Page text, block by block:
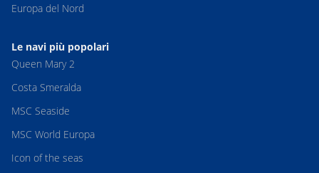
Europa del Nord
Le navi più popolari
Queen Mary 2
Costa Smeralda
MSC Seaside
MSC World Europa
Icon of the seas